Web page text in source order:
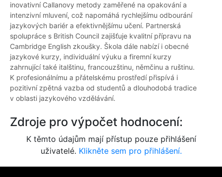
inovativní Callanovy metody zaměřené na opakování a
intenzivní mluvení, což napomáhá rychlejšímu odbourání
jazykových bariér a efektivnějšímu učení. Partnerská
spolupráce s British Council zajišťuje kvalitní přípravu na
Cambridge English zkoušky. Škola dále nabízí i obecné
jazykové kurzy, individuální výuku a firemní kurzy
zahrnující také italštinu, francouzštinu, němčinu a ruštinu.
K profesionálnímu a přátelskému prostředí přispívá i
pozitivní zpětná vazba od studentů a dlouhodobá tradice
v oblasti jazykového vzdělávání.
Zdroje pro výpočet hodnocení:
K těmto údajům mají přístup pouze přihlášení
uživatelé. Klikněte sem pro přihlášení.